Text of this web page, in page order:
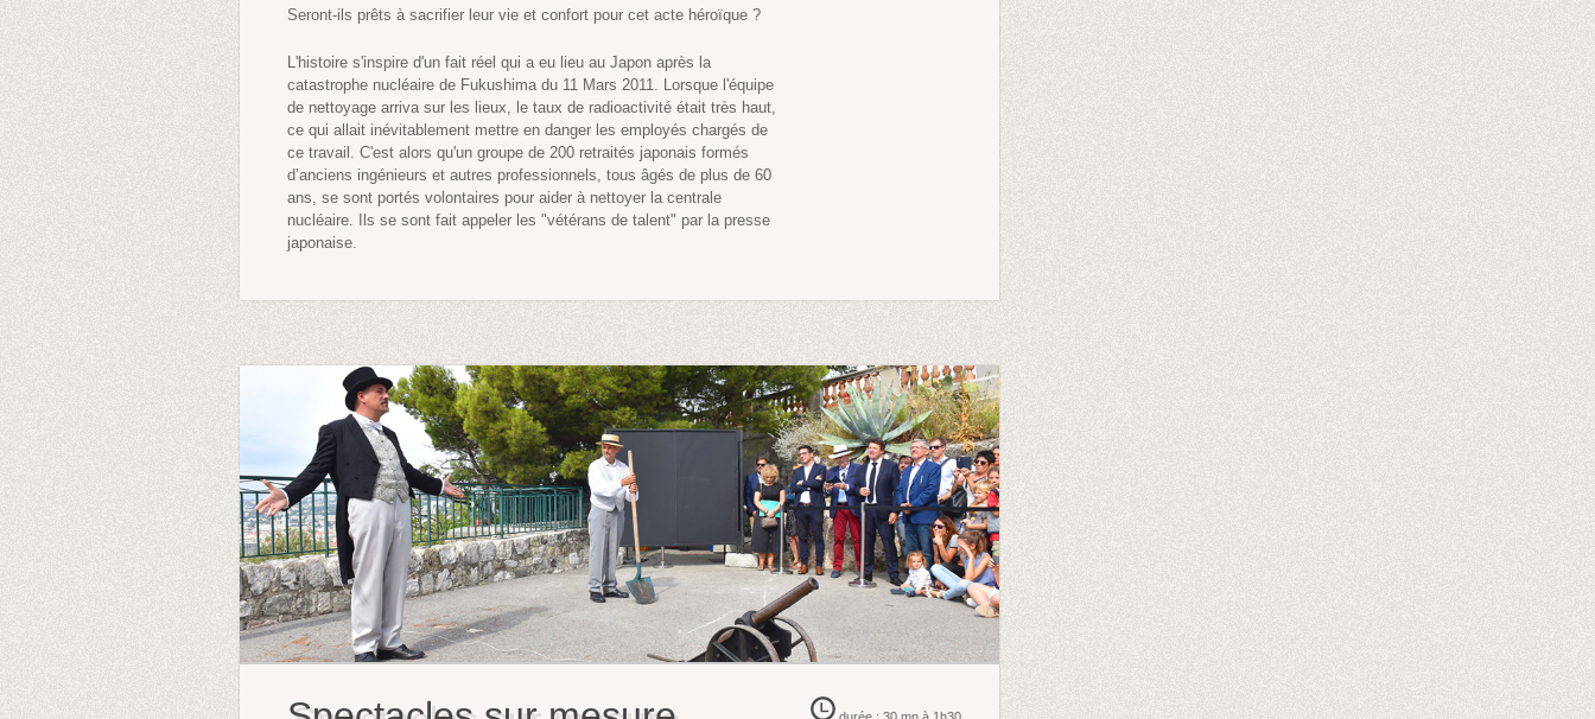
Seront-ils prêts à sacrifier leur vie et confort pour cet acte héroïque ?
L'histoire s'inspire d'un fait réel qui a eu lieu au Japon après la
catastrophe nucléaire de Fukushima du 11 Mars 2011. Lorsque l'équipe
de nettoyage arriva sur les lieux, le taux de radioactivité était très haut,
ce qui allait inévitablement mettre en danger les employés chargés de
ce travail. C'est alors qu'un groupe de 200 retraités japonais formés
d’anciens ingénieurs et autres professionnels, tous âgés de plus de 60
ans, se sont portés volontaires pour aider à nettoyer la centrale
nucléaire. Ils se sont fait appeler les "vétérans de talent" par la presse
japonaise.